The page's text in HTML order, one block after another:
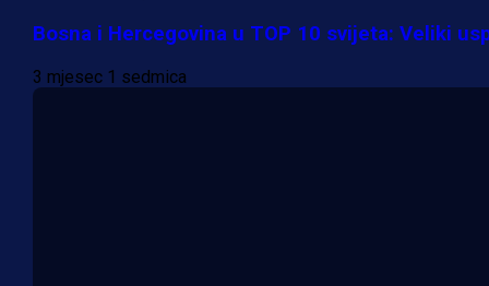
Bosna i Hercegovina u TOP 10 svijeta: Veliki
3 mjesec 1 sedmica